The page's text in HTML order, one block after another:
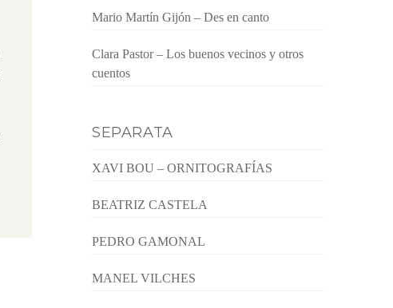
Mario Martín Gijón – Des en canto
Clara Pastor – Los buenos vecinos y otros
cuentos
SEPARATA
XAVI BOU – ORNITOGRAFÍAS
BEATRIZ CASTELA
PEDRO GAMONAL
MANEL VILCHES